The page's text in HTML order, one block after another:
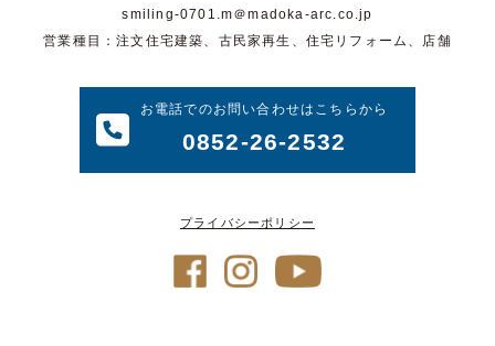
smiling-0701.m＠madoka-arc.co.jp
営業種目：注文住宅建築、古民家再生、住宅リフォーム、店舗
お電話でのお問い合わせはこちらから
0852-26-2532
プライバシーポリシー